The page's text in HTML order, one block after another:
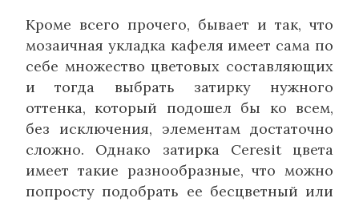
Кроме всего прочего, бывает и так, что
мозаичная укладка кафеля имеет сама по
себе множество цветовых составляющих
и тогда выбрать затирку нужного
оттенка, который подошел бы ко всем,
без исключения, элементам достаточно
сложно. Однако затирка Сeresit цвета
имеет такие разнообразные, что можно
попросту подобрать ее бесцветный или